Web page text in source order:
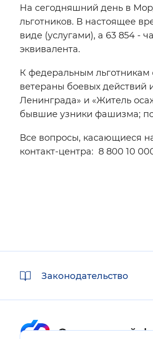
На сегодняшний день в
льготников. В настоящее
виде (услугами), а 63 854 -
эквивалента.
К федеральным льготникам
ветераны боевых
Ленинграда» и «Житель
бывшие узники фашизма;
Все вопросы, касающиеся
контакт-центра: 8 800 10
ссылкиЗаконодательство